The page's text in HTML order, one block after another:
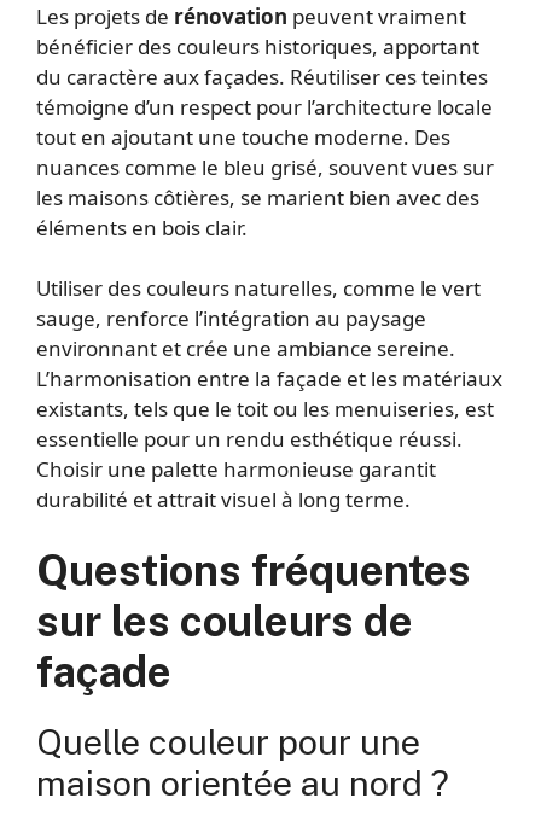
Les projets de rénovation peuvent vraiment
bénéficier des couleurs historiques, apportant
du caractère aux façades. Réutiliser ces teintes
témoigne d’un respect pour l’architecture locale
tout en ajoutant une touche moderne. Des
nuances comme le bleu grisé, souvent vues sur
les maisons côtières, se marient bien avec des
éléments en bois clair.
Utiliser des couleurs naturelles, comme le vert
sauge, renforce l’intégration au paysage
environnant et crée une ambiance sereine.
L’harmonisation entre la façade et les matériaux
existants, tels que le toit ou les menuiseries, est
essentielle pour un rendu esthétique réussi.
Choisir une palette harmonieuse garantit
durabilité et attrait visuel à long terme.
Questions fréquentes
sur les couleurs de
façade
Quelle couleur pour une
maison orientée au nord ?